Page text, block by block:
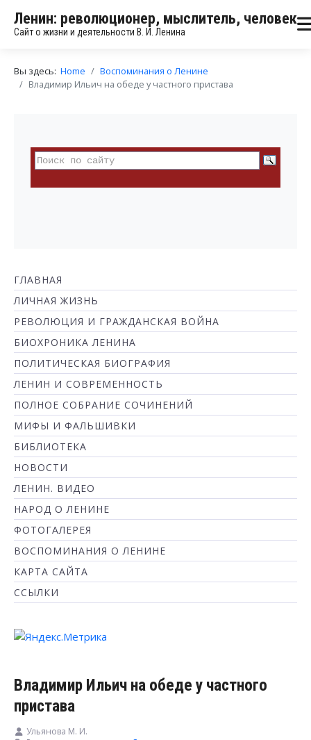
Ленин: революционер, мыслитель, человек
Сайт о жизни и деятельности В. И. Ленина
Вы здесь: Home
Воспоминания о Ленине
Владимир Ильич на обеде у частного пристава
ГЛАВНАЯ
ЛИЧНАЯ ЖИЗНЬ
РЕВОЛЮЦИЯ И ГРАЖДАНСКАЯ ВОЙНА
БИОХРОНИКА ЛЕНИНА
ПОЛИТИЧЕСКАЯ БИОГРАФИЯ
ЛЕНИН И СОВРЕМЕННОСТЬ
ПОЛНОЕ СОБРАНИЕ СОЧИНЕНИЙ
МИФЫ И ФАЛЬШИВКИ
БИБЛИОТЕКА
НОВОСТИ
ЛЕНИН. ВИДЕО
НАРОД О ЛЕНИНЕ
ФОТОГАЛЕРЕЯ
ВОСПОМИНАНИЯ О ЛЕНИНЕ
КАРТА САЙТА
ССЫЛКИ
Владимир Ильич на обеде у частного
пристава
Ульянова М. И.